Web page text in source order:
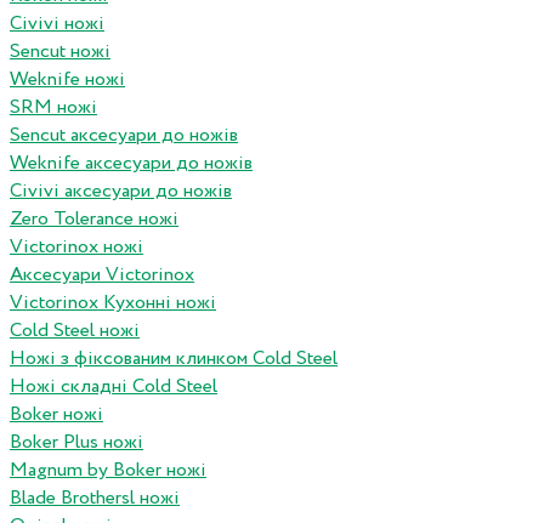
Civivi ножі
Sencut ножі
Weknife ножі
SRM ножі
Sencut аксесуари до ножів
Weknife аксесуари до ножів
Civivi аксесуари до ножів
Zero Tolerance ножі
Victorinox ножі
Аксесуари Victorinox
Victorinox Кухонні ножі
Cold Steel ножі
Ножі з фіксованим клинком Cold Steel
Ножі складні Cold Steel
Boker ножі
Boker Plus ножі
Magnum by Boker ножі
Blade Brothersl ножі